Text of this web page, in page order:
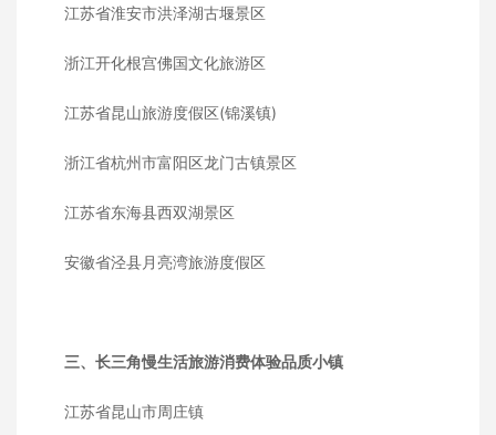
江苏省淮安市洪泽湖古堰景区
浙江开化根宫佛国文化旅游区
江苏省昆山旅游度假区(锦溪镇)
浙江省杭州市富阳区龙门古镇景区
江苏省东海县西双湖景区
安徽省泾县月亮湾旅游度假区
三、长三角慢生活旅游消费体验品质小镇
江苏省昆山市周庄镇